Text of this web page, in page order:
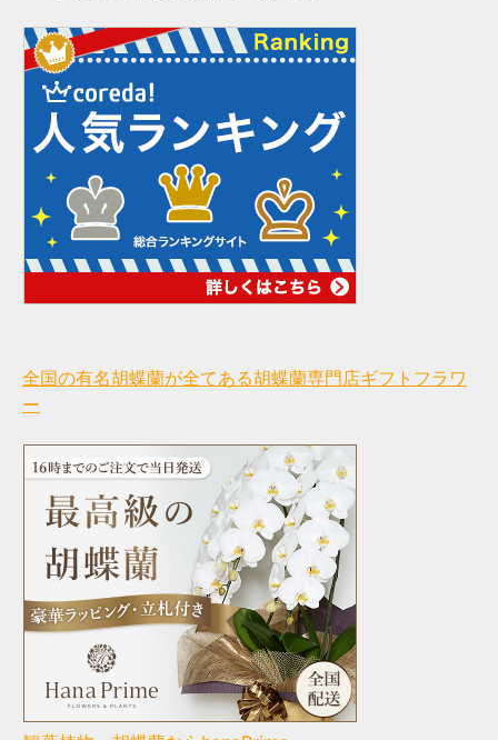
全国の有名胡蝶蘭が全てある胡蝶蘭専門店ギフトフラワ
ー